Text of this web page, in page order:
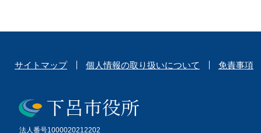
サイトマップ 個人情報の取り扱いについて 免責事項
法人番号1000020212202